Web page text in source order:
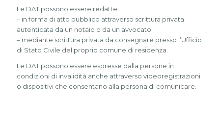
Le DAT possono essere redatte:
– in forma di atto pubblico attraverso scrittura privata
autenticata da un notaio o da un avvocato;
– mediante scrittura privata da consegnare presso l’Ufficio
di Stato Civile del proprio comune di residenza.
Le DAT possono essere espresse dalla persone in
condizioni di invalidità anche attraverso videoregistrazioni
o dispositivi che consentano alla persona di comunicare.